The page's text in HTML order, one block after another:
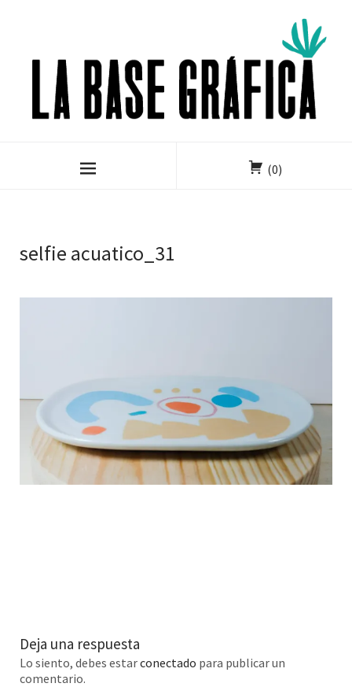
(0)
selfie acuatico_31
Deja una respuesta
Lo siento, debes estarconectado para publicar un
comentario.